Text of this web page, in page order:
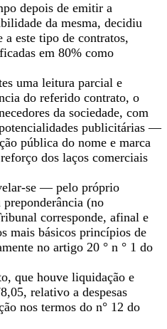
depois de emitir a
da mesma, decidiu
este tipo de contratos,
em 80% como
uma leitura parcial e
do referido contrato, o
da sociedade, com
potencialidades publicitárias —
pública do nome e marca
dos laços comerciais
se — pelo próprio
(no
corresponde, afinal e
mais básicos princípios de
no artigo 20 ° n ° 1 do
que houve liquidação e
relativo a despesas
nos termos do n° 12 do